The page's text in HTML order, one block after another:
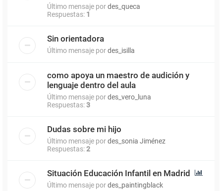
Último mensaje pordes_queca
Respuestas: 1
Sin orientadora
Último mensaje pordes_isilla
como apoya un maestro de audición y
lenguaje dentro del aula
Último mensaje pordes_vero_luna
Respuestas:3
Dudas sobre mi hijo
Último mensaje pordes_sonia Jiménez
Respuestas:2
Situación Educación Infantil en Madrid
Último mensaje pordes_paintingblack